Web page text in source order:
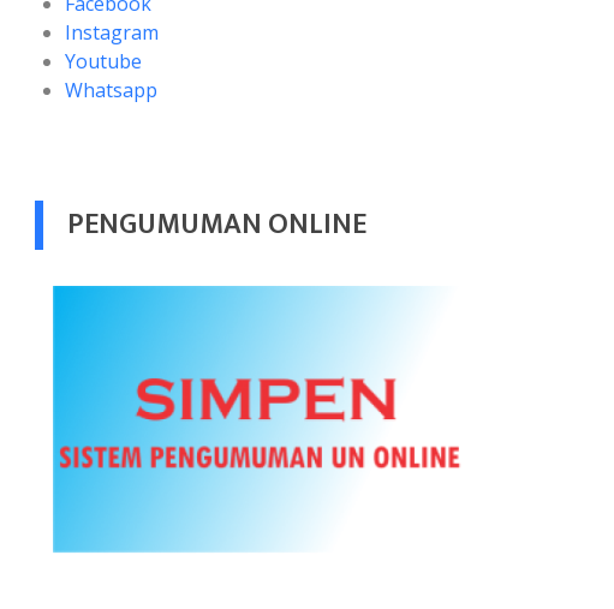
Instagram
Youtube
Whatsapp
PENGUMUMAN ONLINE